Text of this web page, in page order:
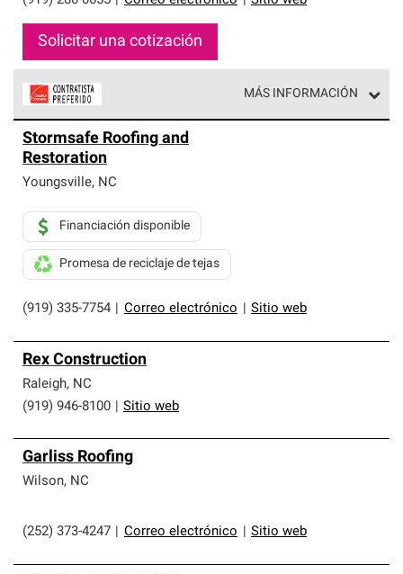
Solicitar una cotización
MÁS INFORMACIÓN
parte de una red exclusiva de profesionales de techos
que cumplen con altos estándares y requisitos estrictos
de profesionalismo y confiabilidad.
Stormsafe Roofing and
Restoration
Youngsville, NC
(919) 335-7754 Correo electrónico Sitio web
Financiación disponible
Promesa de reciclaje de tejas
Rex Construction
Raleigh, NC
(919) 946-8100
Sitio web
Garliss Roofing
Wilson, NC
(252) 373-4247 Correo electrónico Sitio web